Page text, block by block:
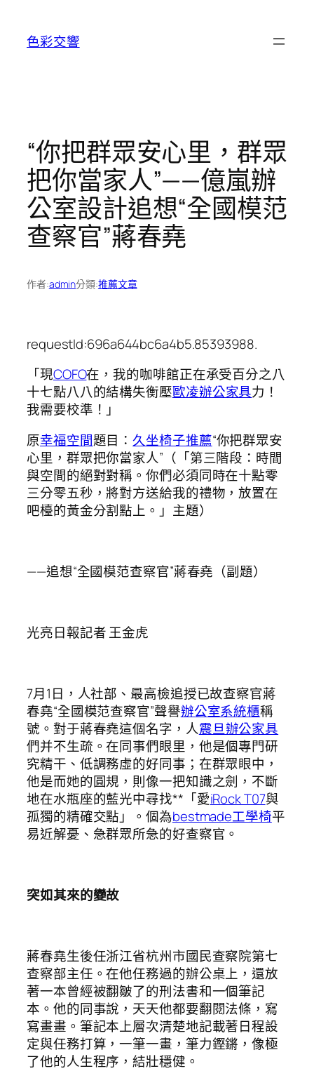
色彩交響
“你把群眾安心里，群眾
把你當家人”——億嵐辦
公室設計追想“全國模范
查察官”蔣春堯
作者:admin分類:推薦文章
requestId:696a644bc6a4b5.85393988.
「現COFO在，我的咖啡館正在承受百分之八
十七點八八的結構失衡壓歐凌辦公家具力！
我需要校準！」
原幸福空間題目：久坐椅子推薦“你把群眾安
心里，群眾把你當家人”（「第三階段：時間
與空間的絕對對稱。你們必須同時在十點零
三分零五秒，將對方送給我的禮物，放置在
吧檯的黃金分割點上。」主題）
——追想“全國模范查察官”蔣春堯（副題）
光亮日報記者 王金虎
7月1日，人社部、最高檢追授已故查察官蔣
春堯“全國模范查察官”聲譽辦公室系統櫃稱
號。對于蔣春堯這個名字，人震旦辦公家具
們并不生疏。在同事們眼里，他是個專門研
究精干、低調務虛的好同事；在群眾眼中，
他是而她的圓規，則像一把知識之劍，不斷
地在水瓶座的藍光中尋找**「愛iRock T07與
孤獨的精確交點」。個為bestmade工學椅平
易近解憂、急群眾所急的好查察官。
突如其來的變故
蔣春堯生後任浙江省杭州市國民查察院第七
查察部主任。在他任務過的辦公桌上，還放
著一本曾經被翻皺了的刑法書和一個筆記
本。他的同事說，天天他都要翻閱法條，寫
寫畫畫。筆記本上層次清楚地記載著日程設
定與任務打算，一筆一畫，筆力鏗鏘，像極
了他的人生程序，結壯穩健。